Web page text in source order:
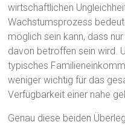
wirtschaftlichen
Wachstumsprozess
möglich sein kann, dass
davon betroffen sein wird.
typisches
weniger wichtig für das
Verfügbarkeit einer nahe
Genau diese beiden